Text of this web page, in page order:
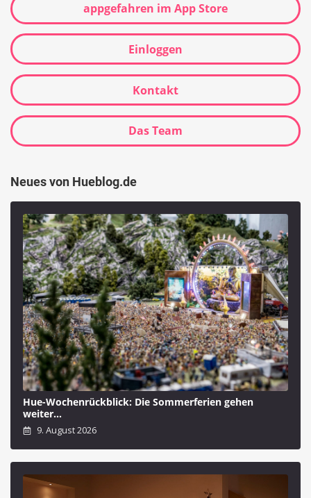
appgefahren im App Store
Einloggen
Kontakt
Das Team
Neues von Hueblog.de
Hue-Wochenrückblick: Die Sommerferien gehen
weiter…
9. August 2026